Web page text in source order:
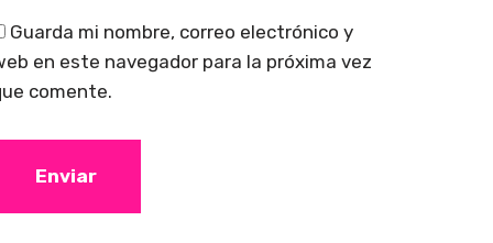
Guarda mi nombre, correo electrónico y
en este navegador para la próxima vez
comente.